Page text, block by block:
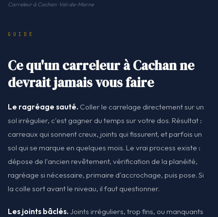
Carreleur à Cachan · Val-de-Marne
GUIDE
Ce qu'un carreleur à Cachan ne
devrait jamais vous faire
Le ragréage sauté. Coller le carrelage directement sur un
sol irrégulier, c'est gagner du temps sur votre dos. Résultat :
carreaux qui sonnent creux, joints qui fissurent, et parfois un
sol qui se marque en quelques mois. Le vrai process existe :
dépose de l'ancien revêtement, vérification de la planéité,
ragréage si nécessaire, primaire d'accrochage, puis pose. Si
la colle sort avant le niveau, il faut questionner.
Les joints bâclés. Joints irréguliers, trop fins, ou manquants